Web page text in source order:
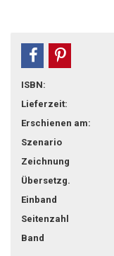
teilen
ISBN:
Lieferzeit:
Erschienen am:
Szenario
Zeichnung
Übersetzg.
Einband
Seitenzahl
Band